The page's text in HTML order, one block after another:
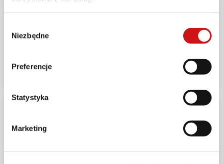
zgody
Niezbędne
Preferencje
Statystyka
Marketing
Multistrada V4 Rally dołącza do programu
2026-04-27